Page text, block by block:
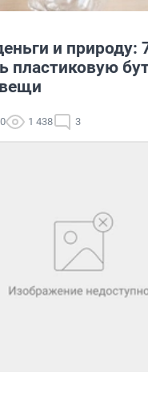
и природу:
пластиковую
1 438 3